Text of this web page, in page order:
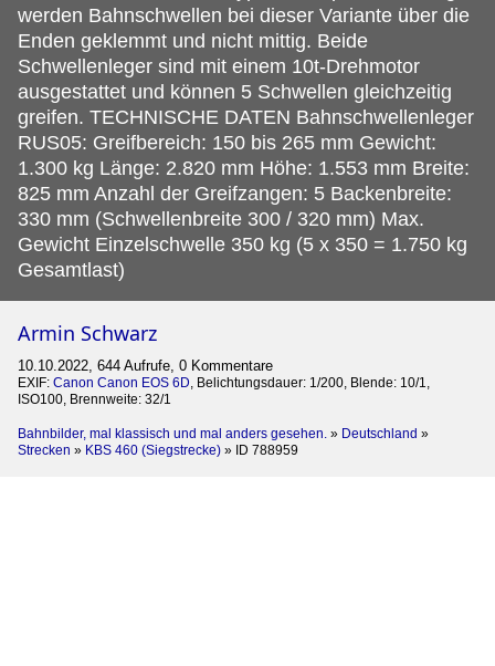
werden Bahnschwellen bei dieser Variante über die
Enden geklemmt und nicht mittig. Beide
Schwellenleger sind mit einem 10t-Drehmotor
ausgestattet und können 5 Schwellen gleichzeitig
greifen. TECHNISCHE DATEN Bahnschwellenleger
RUS05: Greifbereich: 150 bis 265 mm Gewicht:
1.300 kg Länge: 2.820 mm Höhe: 1.553 mm Breite:
825 mm Anzahl der Greifzangen: 5 Backenbreite:
330 mm (Schwellenbreite 300 / 320 mm) Max.
Gewicht Einzelschwelle 350 kg (5 x 350 = 1.750 kg
Gesamtlast)
Armin Schwarz
10.10.2022, 644 Aufrufe, 0 Kommentare
EXIF: Canon Canon EOS 6D , Belichtungsdauer: 1/200, Blende: 10/1,
ISO100, Brennweite: 32/1
Bahnbilder, mal klassisch und mal anders gesehen. » Deutschland »
Strecken » KBS 460 (Siegstrecke) » ID 788959